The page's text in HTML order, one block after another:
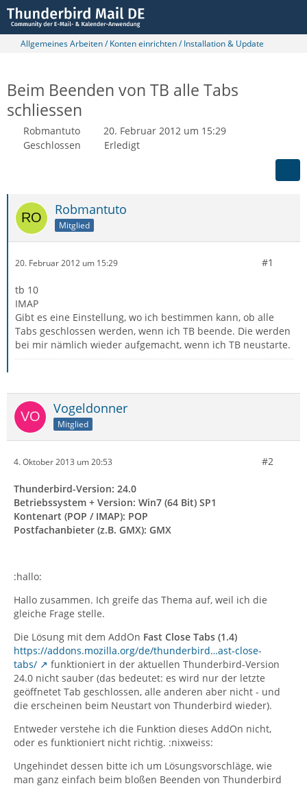
Allgemeines Arbeiten / Konten einrichten / Installation & Update
Beim Beenden von TB alle Tabs
schliessen
Robmantuto
20. Februar 2012 um 15:29
Geschlossen
Erledigt
Robmantuto
Mitglied
20. Februar 2012 um 15:29 #1
tb 10
IMAP
Gibt es eine Einstellung, wo ich bestimmen kann, ob alle
Tabs geschlossen werden, wenn ich TB beende. Die werden
bei mir nämlich wieder aufgemacht, wenn ich TB neustarte.
Vogeldonner
Mitglied
4. Oktober 2013 um 20:53 #2
Thunderbird-Version: 24.0
Betriebssystem + Version: Win7 (64 Bit) SP1
Kontenart (POP / IMAP): POP
Postfachanbieter (z.B. GMX): GMX
:hallo:
Hallo zusammen. Ich greife das Thema auf, weil ich die
gleiche Frage stelle.
Die Lösung mit dem AddOn Fast Close Tabs (1.4)
https://addons.mozilla.org/de/thunderbird…ast-close-
tabs/
funktioniert in der aktuellen Thunderbird-Version
24.0 nicht sauber (das bedeutet: es wird nur der letzte
geöffnetet Tab geschlossen, alle anderen aber nicht - und
die erscheinen beim Neustart von Thunderbird wieder).
Entweder verstehe ich die Funktion dieses AddOn nicht,
oder es funktioniert nicht richtig. :nixweiss:
Ungehindet dessen bitte ich um Lösungsvorschläge, wie
man ganz einfach beim bloßen Beenden von Thunderbird